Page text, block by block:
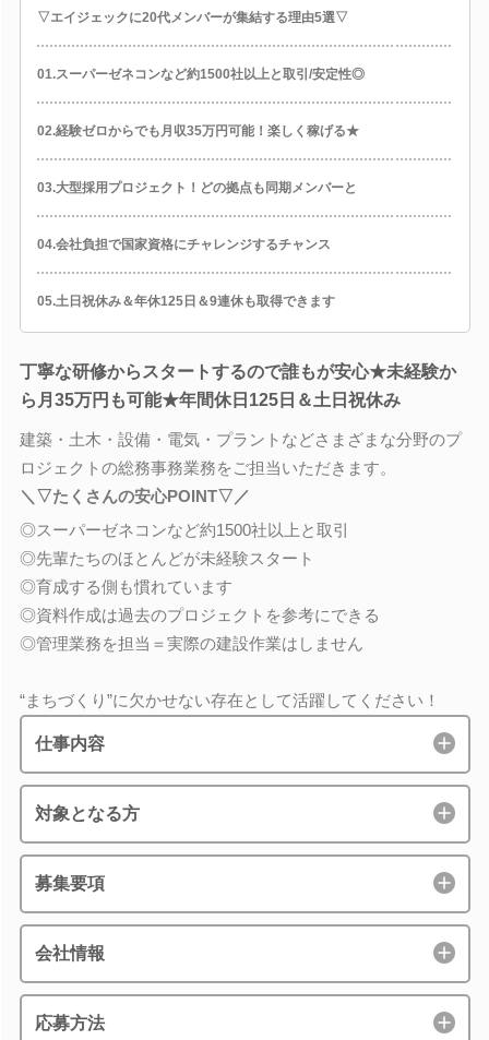
▽エイジェックに20代メンバーが集結する理由5選▽
01.スーパーゼネコンなど約1500社以上と取引/安定性◎
02.経験ゼロからでも月収35万円可能！楽しく稼げる★
03.大型採用プロジェクト！どの拠点も同期メンバーと
04.会社負担で国家資格にチャレンジするチャンス
05.土日祝休み＆年休125日＆9連休も取得できます
丁寧な研修からスタートするので誰もが安心★未経験か
ら月35万円も可能★年間休日125日＆土日祝休み
建築・土木・設備・電気・プラントなどさまざまな分野のプ
ロジェクトの総務事務業務をご担当いただきます。
＼▽たくさんの安心POINT▽／
◎スーパーゼネコンなど約1500社以上と取引
◎先輩たちのほとんどが未経験スタート
◎育成する側も慣れています
◎資料作成は過去のプロジェクトを参考にできる
◎管理業務を担当＝実際の建設作業はしません
“まちづくり”に欠かせない存在として活躍してください！
仕事内容
対象となる方
募集要項
会社情報
応募方法